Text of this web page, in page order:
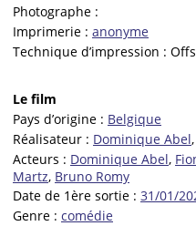
Photographe :
Imprimerie : anonyme
Technique d’impression :
Le film
Pays d’origine : Belgique
Réalisateur : Dominique Abel,
Acteurs : Dominique Abel,
Martz, Bruno Romy
Date de 1ère sortie : 31/01/
Genre : comédie